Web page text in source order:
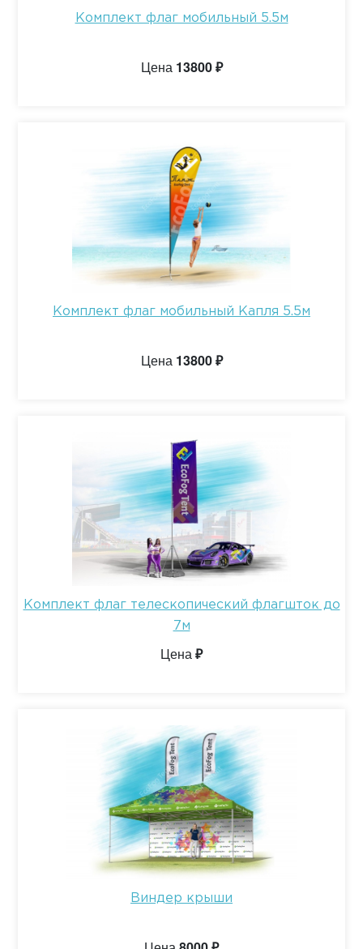
Комплект флаг мобильный 5.5м
Цена 13800 ₽
Комплект флаг мобильный Капля 5.5м
Цена 13800 ₽
Комплект флаг телескопический флагшток до
7м
Цена₽
Виндер крыши